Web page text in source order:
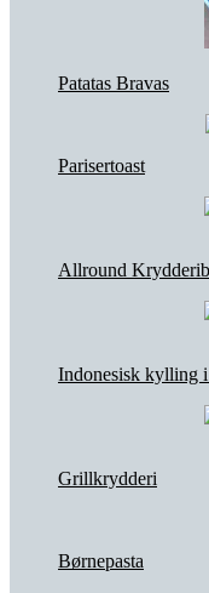
Patatas Bravas
Parisertoast
Allround
Indonesisk kylling
Grillkrydderi
Børnepasta